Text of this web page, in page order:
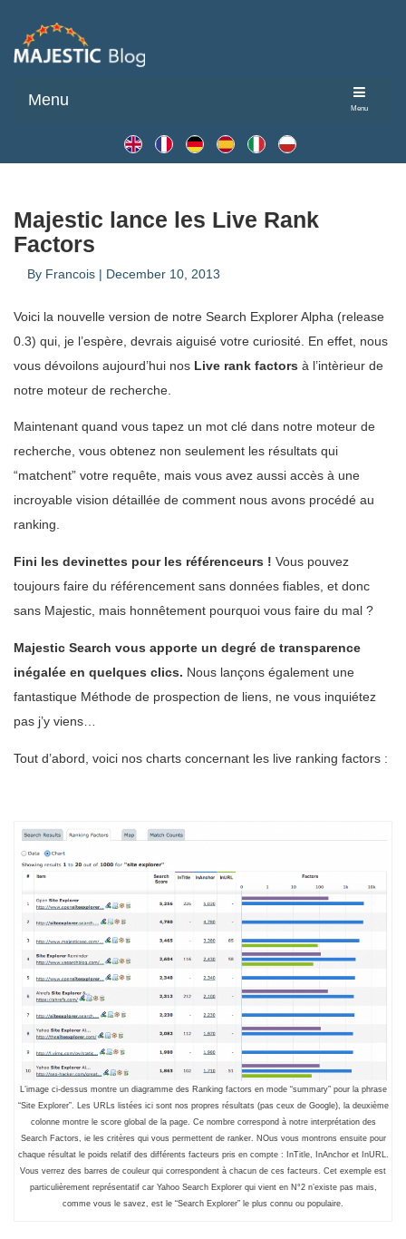
Menu
Menu
Majestic lance les Live Rank
Factors
By Francois | December 10, 2013
Voici la nouvelle version de notre Search Explorer Alpha (release
0.3) qui, je l’espère, devrais aiguisé votre curiosité. En effet, nous
vous dévoilons aujourd’hui nos Live rank factors à l’intèrieur de
notre moteur de recherche.
Maintenant quand vous tapez un mot clé dans notre moteur de
recherche, vous obtenez non seulement les résultats qui
“matchent” votre requête, mais vous avez aussi accès à une
incroyable vision détaillée de comment nous avons procédé au
ranking.
Fini les devinettes pour les référenceurs ! Vous pouvez
toujours faire du référencement sans données fiables, et donc
sans Majestic, mais honnêtement pourquoi vous faire du mal ?
Majestic Search vous apporte un degré de transparence
inégalée en quelques clics. Nous lançons également une
fantastique Méthode de prospection de liens, ne vous inquiétez
pas j’y viens…
Tout d’abord, voici nos charts concernant les live ranking factors :
L’image ci-dessus montre un diagramme des Ranking factors en mode “summary” pour la phrase
“Site Explorer”. Les URLs listées ici sont nos propres résultats (pas ceux de Google), la deuxième
colonne montre le score global de la page. Ce nombre correspond à notre interprétation des
Search Factors, ie les critères qui vous permettent de ranker. NOus vous montrons ensuite pour
chaque résultat le poids relatif des différents facteurs pris en compte : InTitle, InAnchor et InURL.
Vous verrez des barres de couleur qui correspondent à chacun de ces facteurs. Cet exemple est
particulièrement représentatif car Yahoo Search Explorer qui vient en N°2 n’existe pas mais,
comme vous le savez, est le “Search Explorer” le plus connu ou populaire.